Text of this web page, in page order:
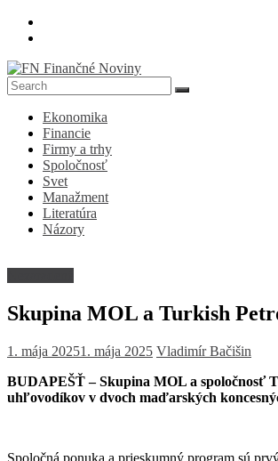
Skip
FN
Finančné
Noviny
Denník
ekonomike
spoločnosti
Ekonomika
Financie
Firmy a trhy
Spoločnosť
Svet
Manažment
Literatúra
Názory
Skupina MOL a Turkish
1. mája 20251. mája 2025 Vladimír Bačišin
BUDAPEŠŤ – Skupina MOL a spoločnosť
uhľovodíkov v dvoch maďarských
Spoločná ponuka a prieskumný program sú